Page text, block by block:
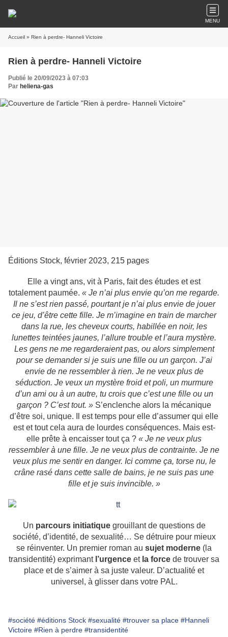
MENU
Accueil » Rien à perdre- Hanneli Victoire
Rien à perdre- Hanneli Victoire
Publié le 20/09/2023 à 07:03
Par heliena-gas
Éditions Stock, février 2023, 215 pages
Elle a vingt ans, vit à Paris, fait des études et est
totalement paumée. « Je n’ai plus envie qu’on me regarde.
Il ne s’est rien passé, pourtant je n’ai plus envie de jouer
ce jeu, d’être cette fille. Je m’imagine en train de marcher
dans la rue, les cheveux courts, habillée en noir, les
lunettes teintées jaunes, l’allure trouble et l’aura mystère.
Les gens ne me regarderaient pas, ou alors simplement
pour se demander si je suis une fille ou un garçon. J’ai
envie de ne ressembler à rien. Je ne veux plus de
séduction. Je veux un mystère froid et poli, un murmure
d’un ami ou à un autre, tu crois que c’est une fille ou un
garçon ? C’est tout. » S’enclenche alors la mécanique
d’être soi, unique. Il est temps pour elle d’assumer qui elle
est et tout cela aura de lourdes conséquences. Mais est-
elle prête à encaisser tout ça ? « Je ne veux plus
ressembler à une fille. Je ne veux plus de contrainte. Je ne
veux plus me sentir en danger. Ici comme ça, torse nu, le
crâne rasé dans cette salle de bains, je ne suis pas une
fille et je suis invincible. »
Un parcours initiatiquegrouillant de questions de
société, d’identité, de sexualité… Se détruire pour mieux
se réinventer. Un premier roman au sujet moderne (la
transidentité) exprimant l’urgence et la force de trouver sa
place et de s’aimer à sa juste valeur. D’actualité et
universel, à glisser dans votre PAL.
#société #éditions Stock #sexualité #trouver sa place #Hanneli
Victoire #Rien à perdre #transidentité